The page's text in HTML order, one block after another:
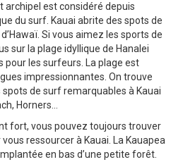
archipel est considéré depuis
du surf. Kauai abrite des spots de
Si vous aimez les sports de
sur la plage idyllique de Hanalei
pour les surfeurs. La plage est
impressionnantes. On trouve
de surf remarquables à Kauai
Horners…
fort, vous pouvez toujours trouver
vous ressourcer à Kauai. La Kauapea
en bas d’une petite forêt.